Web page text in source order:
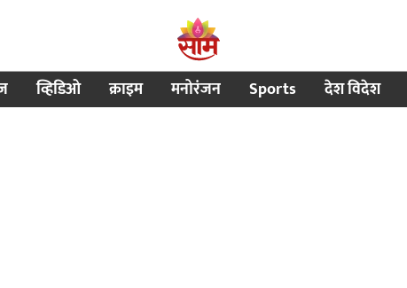
व्हिडिओ क्राइम मनोरंजन Sports देश विदेश